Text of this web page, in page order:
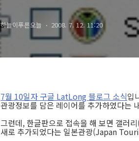
하늘이푸른오늘 2008. 7. 12. 11:20
7월 10일자 구글 LatLong 블로그 소식입
관광정보를 담은 레이어를 추가하였다는
그런데, 한글판으로 접속을 해 보면 갤
새로 추가되었다는 일본관광(Japan